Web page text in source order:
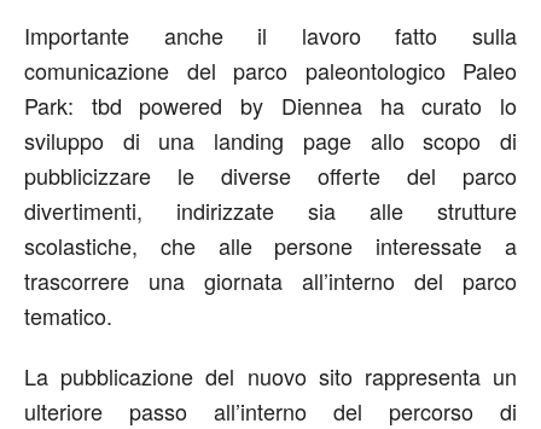
Importante anche il lavoro fatto sulla
comunicazione del parco paleontologico Paleo
Park: tbd powered by Diennea ha curato lo
sviluppo di una landing page allo scopo di
pubblicizzare le diverse offerte del parco
divertimenti, indirizzate sia alle strutture
scolastiche, che alle persone interessate a
trascorrere una giornata all’interno del parco
tematico.
La pubblicazione del nuovo sito rappresenta un
ulteriore passo all’interno del percorso di